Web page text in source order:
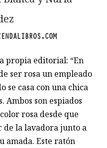
propia editorial: “En
ser rosa un empleado
se casa con una chica
Ambos son espiados
rosa desde que
de la lavadora junto a
amada. Este ratón